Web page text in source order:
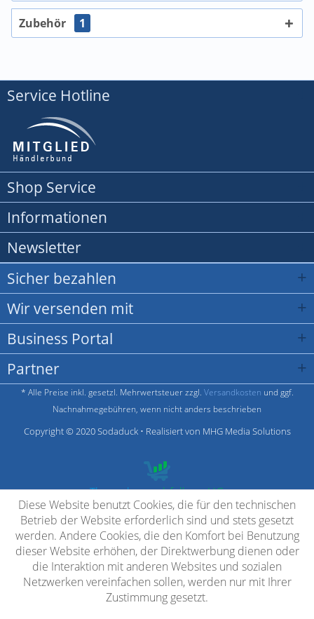
Zubehör 1
Service Hotline
Shop Service
Informationen
Newsletter
Sicher bezahlen
Wir versenden mit
Business Portal
Partner
* Alle Preise inkl. gesetzl. Mehrwertsteuer zzgl. Versandkosten und ggf.
Nachnahmegebühren, wenn nicht anders beschrieben
Copyright © 2020 Sodaduck • Realisiert von MHG Media Solutions
Theme by- webfellows UG
Diese Website benutzt Cookies, die für den technischen
Betrieb der Website erforderlich sind und stets gesetzt
werden. Andere Cookies, die den Komfort bei Benutzung
dieser Website erhöhen, der Direktwerbung dienen oder
die Interaktion mit anderen Websites und sozialen
Netzwerken vereinfachen sollen, werden nur mit Ihrer
Zustimmung gesetzt.